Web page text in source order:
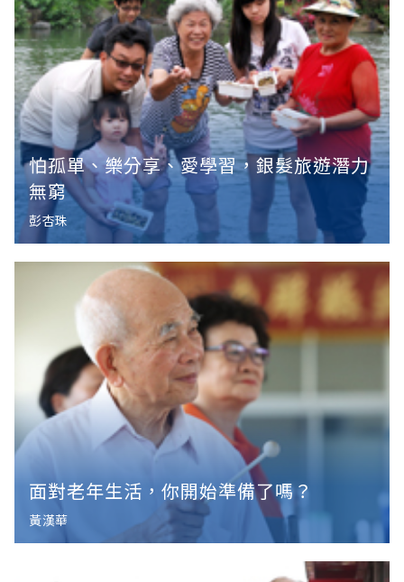
怕孤單、樂分享、愛學習，銀髮旅遊潛力
無窮
彭杏珠
面對老年生活，你開始準備了嗎？
黃漢華